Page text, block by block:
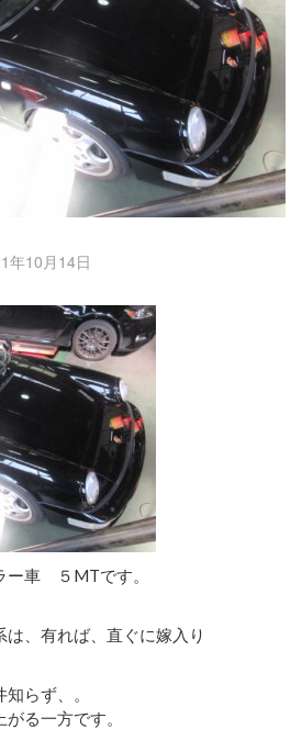
年10月14日
ー車 ５MTです。
は、有れば、直ぐに嫁入り
らず、。
る一方です。